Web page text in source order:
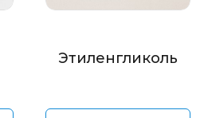
Этиленгликоль